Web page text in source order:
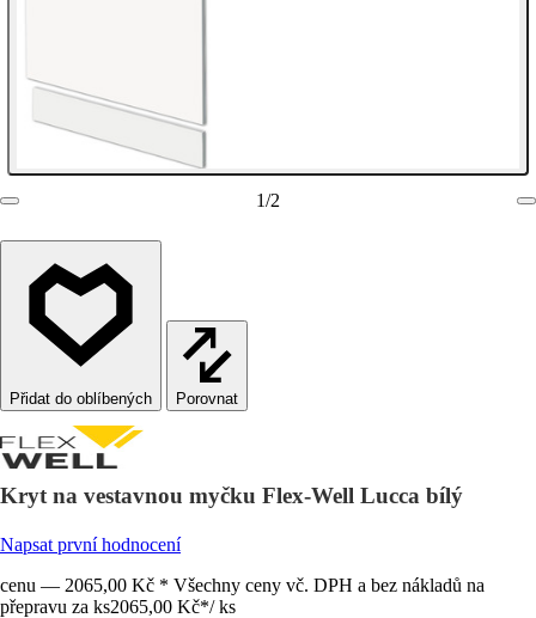
1/2
Porovnat
Kryt na vestavnou myčku Flex-Well Lucca bílý
Napsat první hodnocení
cenu — 2065,00 Kč * Všechny ceny vč. DPH a bez nákladů na
přepravu za ks2065,00 Kč*/ ks